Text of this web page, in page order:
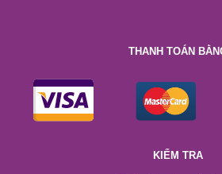
THANH TOÁN
KIỂM TRA